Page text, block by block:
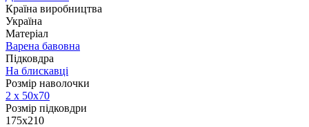
Країна виробництва
Україна
Матеріал
Варена бавовна
Підковдра
На блискавці
Розмір наволочки
2 х 50х70
Розмір підковдри
175x210